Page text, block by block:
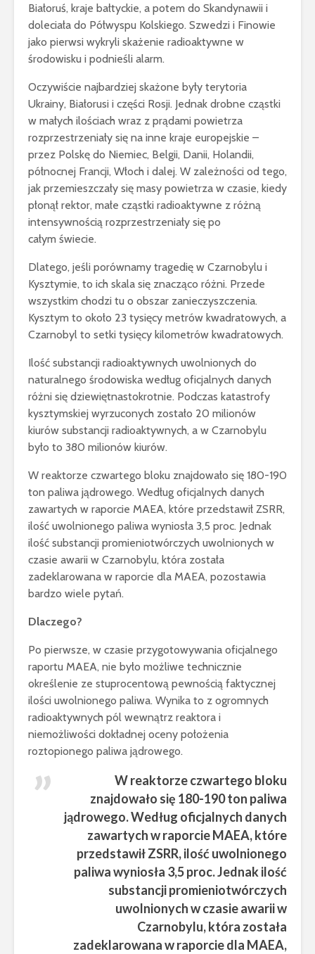
Białoruś, kraje bałtyckie, a potem do Skandynawii i
doleciała do Półwyspu Kolskiego. Szwedzi i Finowie
jako pierwsi wykryli skażenie radioaktywne w
środowisku i podnieśli alarm.
Oczywiście najbardziej skażone były terytoria
Ukrainy, Białorusi i części Rosji. Jednak drobne cząstki
w małych ilościach wraz z prądami powietrza
rozprzestrzeniały się na inne kraje europejskie –
przez Polskę do Niemiec, Belgii, Danii, Holandii,
północnej Francji, Włoch i dalej. W zależności od tego,
jak przemieszczały się masy powietrza w czasie, kiedy
płonął rektor, małe cząstki radioaktywne z różną
intensywnością rozprzestrzeniały się po
całym świecie.
Dlatego, jeśli porównamy tragedię w Czarnobylu i
Kysztymie, to ich skala się znacząco różni. Przede
wszystkim chodzi tu o obszar zanieczyszczenia.
Kysztym to około 23 tysięcy metrów kwadratowych, a
Czarnobyl to setki tysięcy kilometrów kwadratowych.
Ilość substancji radioaktywnych uwolnionych do
naturalnego środowiska według oficjalnych danych
różni się dziewiętnastokrotnie. Podczas katastrofy
kysztymskiej wyrzuconych zostało 20 milionów
kiurów substancji radioaktywnych, a w Czarnobylu
było to 380 milionów kiurów.
W reaktorze czwartego bloku znajdowało się 180-190
ton paliwa jądrowego. Według oficjalnych danych
zawartych w raporcie MAEA, które przedstawił ZSRR,
ilość uwolnionego paliwa wyniosła 3,5 proc. Jednak
ilość substancji promieniotwórczych uwolnionych w
czasie awarii w Czarnobylu, która została
zadeklarowana w raporcie dla MAEA, pozostawia
bardzo wiele pytań.
Dlaczego?
Po pierwsze, w czasie przygotowywania oficjalnego
raportu MAEA, nie było możliwe technicznie
określenie ze stuprocentową pewnością faktycznej
ilości uwolnionego paliwa. Wynika to z ogromnych
radioaktywnych pól wewnątrz reaktora i
niemożliwości dokładnej oceny położenia
roztopionego paliwa jądrowego.
W reaktorze czwartego bloku
znajdowało się 180-190 ton paliwa
jądrowego. Według oficjalnych danych
zawartych w raporcie MAEA, które
przedstawił ZSRR, ilość uwolnionego
paliwa wyniosła 3,5 proc. Jednak ilość
substancji promieniotwórczych
uwolnionych w czasie awarii w
Czarnobylu, która została
zadeklarowana w raporcie dla MAEA,